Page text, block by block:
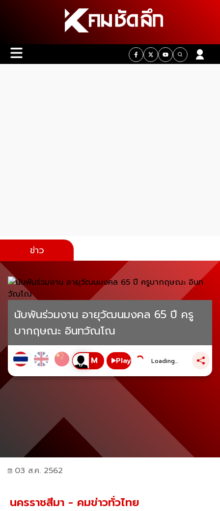
ข่าว
นับพันร่วมงาน อายุวัฒนมงคล 65 ปี ครู
บากฤษณะ อินทวัณโณ
Play Loading...
03 ส.ค. 2562
นครราชสีมา - คมข่าวทั่วไทย